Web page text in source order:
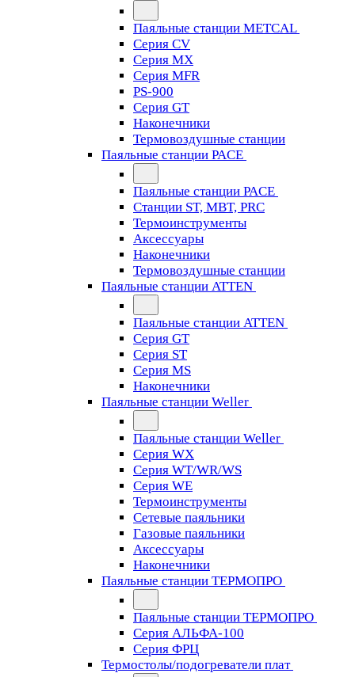
Паяльные станции METCAL
Серия CV
Серия MX
Серия MFR
PS-900
Серия GT
Наконечники
Термовоздушные станции
Паяльные станции PACE
Паяльные станции PACE
Станции ST, MBT, PRC
Термоинструменты
Аксессуары
Наконечники
Термовоздушные станции
Паяльные станции ATTEN
Паяльные станции ATTEN
Серия GT
Серия ST
Серия MS
Наконечники
Паяльные станции Weller
Паяльные станции Weller
Серия WX
Серия WT/WR/WS
Серия WE
Термоинструменты
Сетевые паяльники
Газовые паяльники
Аксессуары
Наконечники
Паяльные станции ТЕРМОПРО
Паяльные станции ТЕРМОПРО
Серия АЛЬФА-100
Серия ФРЦ
Термостолы/подогреватели плат